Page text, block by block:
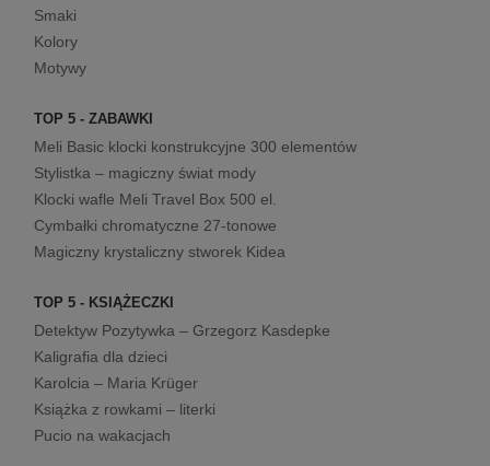
Smaki
Kolory
Motywy
TOP 5 - ZABAWKI
Meli Basic klocki konstrukcyjne 300 elementów
Stylistka – magiczny świat mody
Klocki wafle Meli Travel Box 500 el.
Cymbałki chromatyczne 27-tonowe
Magiczny krystaliczny stworek Kidea
TOP 5 - KSIĄŻECZKI
Detektyw Pozytywka – Grzegorz Kasdepke
Kaligrafia dla dzieci
Karolcia – Maria Krüger
Książka z rowkami – literki
Pucio na wakacjach